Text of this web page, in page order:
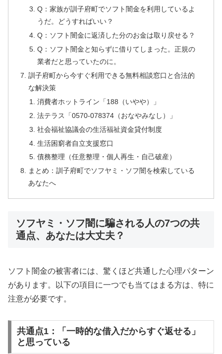
Q：家族が訓子府町でソフト闇金を利用しているよ
うだ。どうすればいい？
Q：ソフト闇金に返済した分のお金は取り戻せる？
Q：ソフト闇金と知らずに借りてしまった。正規の
業者だと思っていたのに。
訓子府町から今すぐ利用できる無料相談窓口と合法的
な解決策
消費者ホットライン「188（いやや）」
法テラス「0570-078374（おなやみなし）」
社会福祉協議会の生活福祉資金貸付制度
生活困窮者自立支援窓口
債務整理（任意整理・個人再生・自己破産）
まとめ：訓子府町でソフヤミ・ソフ闇を検索している
あなたへ
ソフヤミ・ソフ闇に騙される人の7つの共
通点、あなたは大丈夫？
ソフト闇金の被害者には、驚くほど共通した心理パターン
があります。以下の項目に一つでも当てはまる方は、特に
注意が必要です。
共通点1：「一時的な借入だからすぐ返せる」
と思っている